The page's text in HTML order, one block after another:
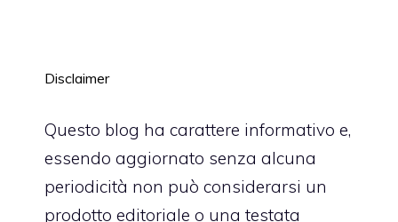
Disclaimer
Questo blog ha carattere informativo e,
essendo aggiornato senza alcuna
periodicità non può considerarsi un
prodotto editoriale o una testata